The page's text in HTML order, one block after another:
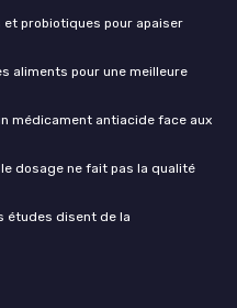
et probiotiques pour apaiser
aliments pour une meilleure
médicament antiacide face aux
dosage ne fait pas la qualité
études disent de la